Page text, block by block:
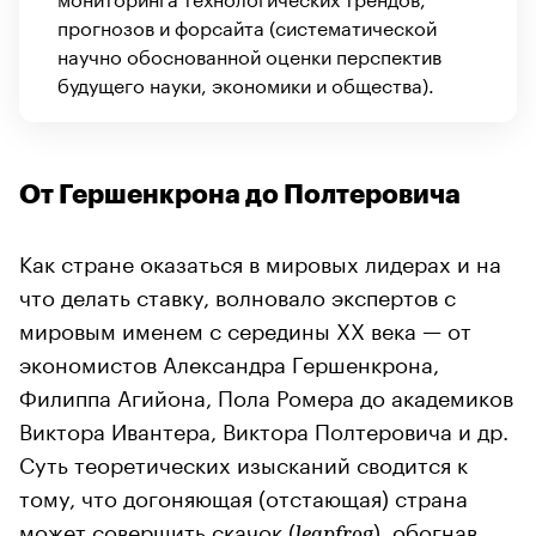
прогнозов и форсайта (систематической
научно обоснованной оценки перспектив
будущего науки, экономики и общества).
От Гершенкрона до Полтеровича
Как стране оказаться в мировых лидерах и на
что делать ставку, волновало экспертов с
мировым именем с середины XX века — от
экономистов Александра Гершенкрона,
Филиппа Агийона, Пола Ромера до академиков
Виктора Ивантера, Виктора Полтеровича и др.
Суть теоретических изысканий сводится к
тому, что догоняющая (отстающая) страна
может совершить скачок (
), обогнав